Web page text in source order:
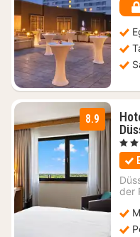
8.9
, 4
der